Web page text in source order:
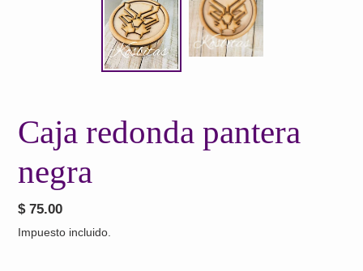
Caja redonda pantera
negra
Precio
habitual
$ 75.00
Impuesto incluido.